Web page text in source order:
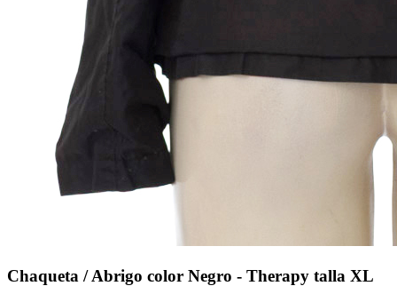
Chaqueta / Abrigo color Negro - Therapy talla XL